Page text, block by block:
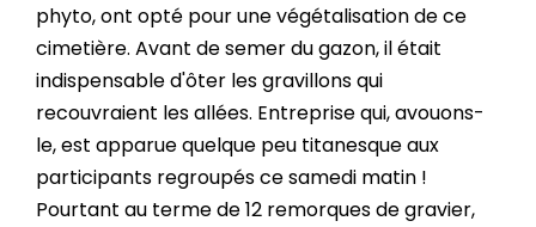
phyto, ont opté pour une végétalisation de ce
cimetière. Avant de semer du gazon, il était
indispensable d'ôter les gravillons qui
recouvraient les allées. Entreprise qui, avouons-
le, est apparue quelque peu titanesque aux
participants regroupés ce samedi matin !
Pourtant au terme de 12 remorques de gravier,